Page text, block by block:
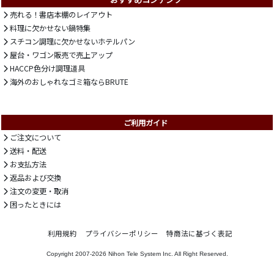
売れる！書店本棚のレイアウト
料理に欠かせない鍋特集
スチコン調理に欠かせないホテルパン
屋台・ワゴン販売で売上アップ
HACCP色分け調理道具
海外のおしゃれなゴミ箱ならBRUTE
ご利用ガイド
ご注文について
送料・配送
お支払方法
返品および交換
注文の変更・取消
困ったときには
利用規約 プライバシーポリシー 特商法に基づく表記
Copyright 2007-2026 Nihon Tele System Inc. All Right Reserved.